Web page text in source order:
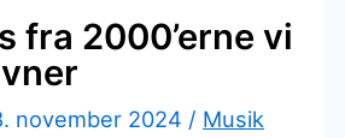
fra 2000’erne vi
november 2024 / Musik